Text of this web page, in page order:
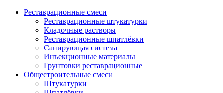
Реставрационные смеси
Реставрационные штукатурки
Кладочные растворы
Реставрационные шпатлёвки
Санирующая система
Инъекционные материалы
Грунтовки реставрационные
Общестроительные смеси
Штукатурки